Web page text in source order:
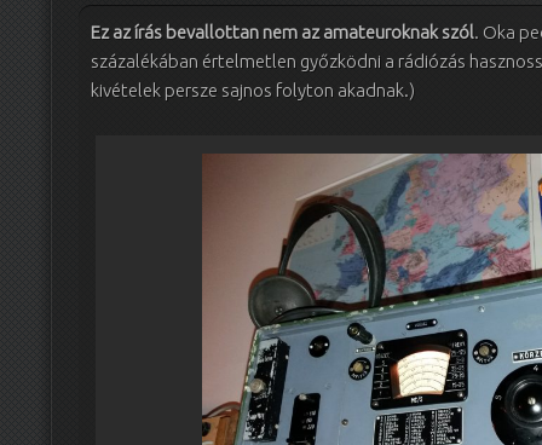
Ez az írás bevallottan nem az amateuroknak szól. Oka
százalékában értelmetlen győzködni a rádiózás
kivételek persze sajnos folyton akadnak.)